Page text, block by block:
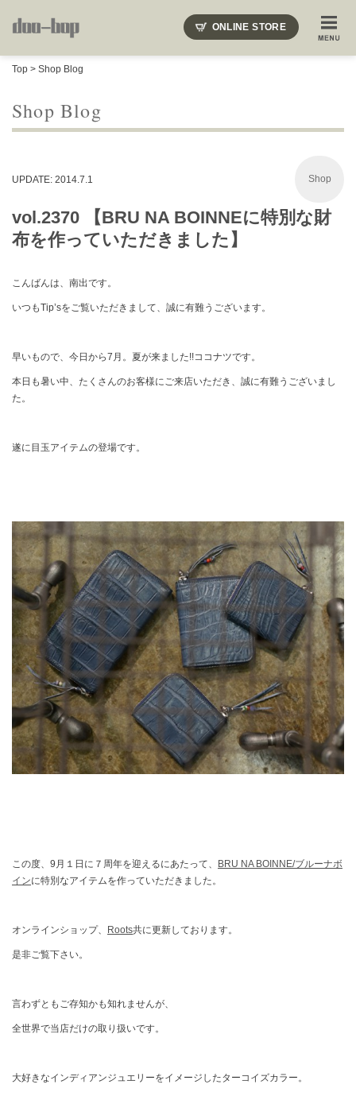
ONLINE STORE
Top > Shop Blog
Shop Blog
UPDATE: 2014.7.1 Shop
vol.2370 【BRU NA BOINNEに特別な財
布を作っていただきました】
こんばんは、南出です。
いつもTip’sをご覧いただきまして、誠に有難うございます。
早いもので、今日から7月。夏が来ました!!ココナツです。
本日も暑い中、たくさんのお客様にご来店いただき、誠に有難うございまし
た。
遂に目玉アイテムの登場です。
この度、9月１日に７周年を迎えるにあたって、
BRU NA BOINNE/ブルーナボ
インに特別なアイテムを作っていただきました。
オンラインショップ、 Roots共に更新しております。
是非ご覧下さい。
言わずともご存知かも知れませんが、
全世界で当店だけの取り扱いです。
大好きなインディアンジュエリーをイメージしたターコイズカラー。